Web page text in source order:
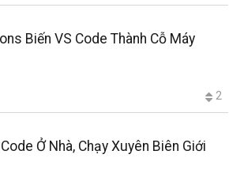
Biến VS Code Thành Cỗ Máy
2
Ở Nhà, Chạy Xuyên Biên Giới